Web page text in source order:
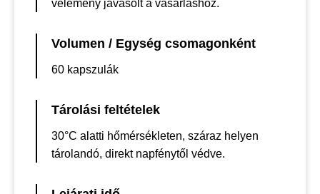
vélemény javasolt a vásárláshoz.
Volumen / Egység csomagonként
60 kapszulák
Tárolási feltételek
30°C alatti hőmérsékleten, száraz helyen
tárolandó, direkt napfénytől védve.